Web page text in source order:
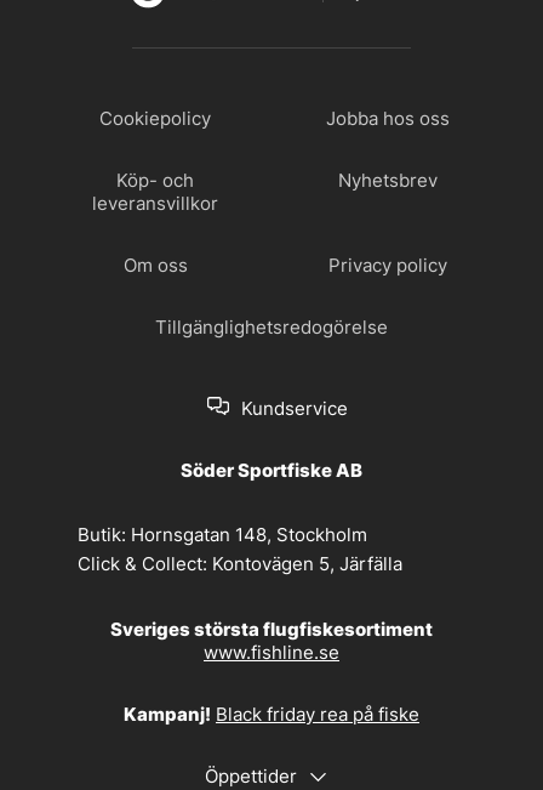
Cookiepolicy Jobba hos oss
Köp- och
leveransvillkor
Nyhetsbrev
Om oss Privacy policy
Tillgänglighetsredogörelse
Kundservice
Söder Sportfiske AB
Butik: Hornsgatan 148, Stockholm
Click & Collect: Kontovägen 5, Järfälla
Sveriges största flugfiskesortiment
www.fishline.se
Kampanj! Black friday rea på fiske
Öppettider